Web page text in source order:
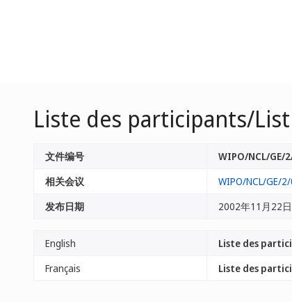
Liste des participants/
文件编号
WIPO/NCL/GE/
相关会议
WIPO/NCL/GE/
发布日期
2002年11月22日
English
Liste des
Français
Liste des